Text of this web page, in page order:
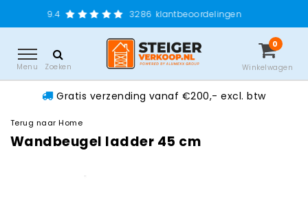
3286 klantbeoordelingen
Menu Zoeken
0
Winkelwagen
Gratis verzending vanaf €200,- excl. btw
Terug naar Home
Wandbeugel ladder 45 cm